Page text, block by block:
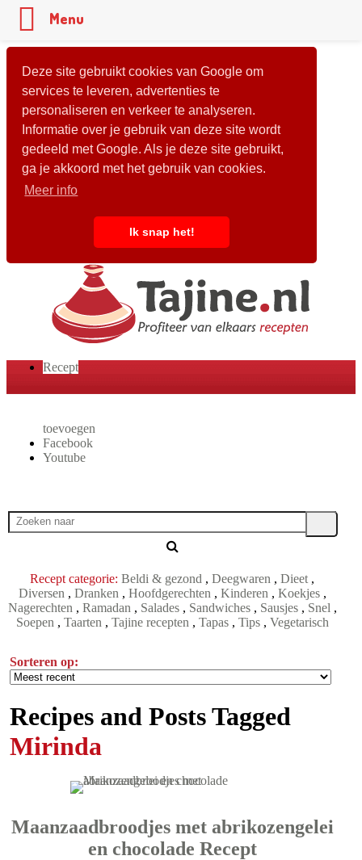
Deze site gebruikt cookies van Google om
services te leveren, advertenties te
personaliseren en verkeer te analyseren.
Informatie over je gebruik van deze site wordt
gedeeld met Google. Als je deze site gebruikt,
ga je akkoord met het gebruik van cookies.
Meer info
Ik snap het!
Recept
toevoegen
Facebook
Youtube
Recept categorie: Beldi & gezond ,Deegwaren ,Dieet ,
Diversen , Dranken , Hoofdgerechten , Kinderen , Koekjes,
Nagerechten , Ramadan , Salades, Sandwiches, Sausjes, Snel ,
Soepen , Taarten , Tajine recepten , Tapas, Tips, Vegetarisch
Sorteren op:
Recipes and Posts Tagged
Mirinda
Maanzaadbroodjes met abrikozengelei
en chocolade Recept
Menu